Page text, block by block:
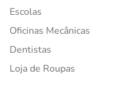
Escolas
Oficinas Mecânicas
Dentistas
Loja de Roupas